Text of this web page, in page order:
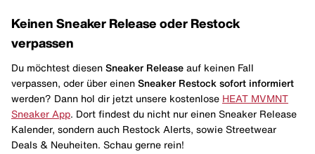
Keinen Sneaker Release oder Restock
verpassen
Du möchtest diesen Sneaker Release auf keinen Fall
verpassen, oder über einen Sneaker Restock sofort informiert
werden? Dann hol dir jetzt unsere kostenlose HEAT MVMNT
Sneaker App . Dort findest du nicht nur einen Sneaker Release
Kalender, sondern auch Restock Alerts, sowie Streetwear
Deals & Neuheiten. Schau gerne rein!